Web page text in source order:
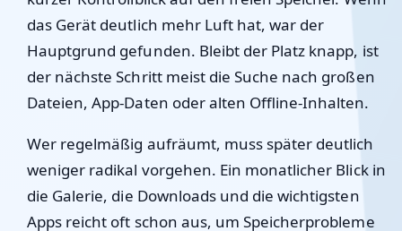
das Gerät deutlich mehr Luft hat, war der
Hauptgrund gefunden. Bleibt der Platz knapp, ist
der nächste Schritt meist die Suche nach großen
Dateien, App-Daten oder alten Offline-Inhalten.
Wer regelmäßig aufräumt, muss später deutlich
weniger radikal vorgehen. Ein monatlicher Blick in
die Galerie, die Downloads und die wichtigsten
Apps reicht oft schon aus, um Speicherprobleme